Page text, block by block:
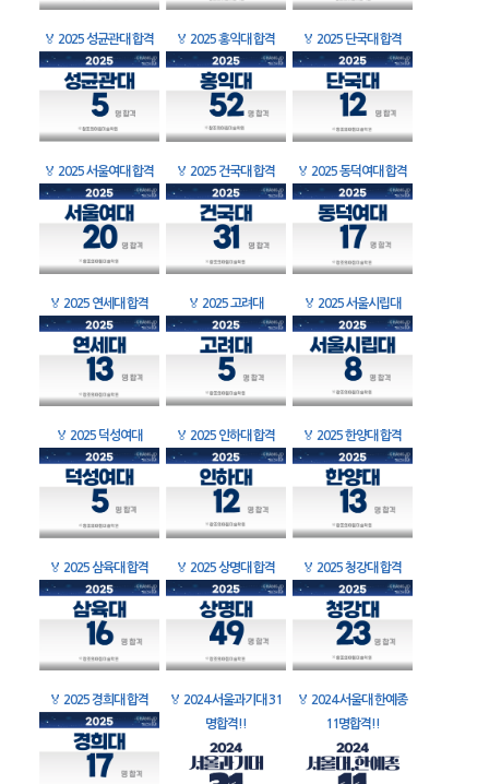
🏅 2025 성균관대 합격 🏅 2025 홍익대 합격 🏅 2025 단국대 합격
🏅 2025 서울여대 합격 🏅 2025 건국대 합격 🏅 2025 동덕여대 합격
🏅 2025 연세대 합격 🏅 2025 고려대 🏅 2025 서울시립대
🏅 2025 덕성여대 🏅 2025 인하대 합격 🏅 2025 한양대 합격
🏅 2025 삼육대 합격 🏅 2025 상명대 합격 🏅 2025 청강대 합격
🏅 2025 경희대 합격 🏅 2024 서울과기대 31
명합격!!
🏅 2024 서울대 한예종
11명합격!!